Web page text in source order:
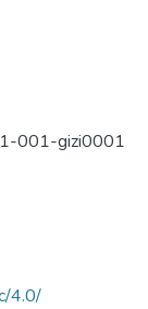
001-gizi0001
4.0/